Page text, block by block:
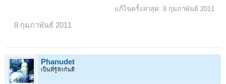
แก้ไขครั้งล่าสุด: 8 กุมภาพันธ์ 2011
8 กุมภาพันธ์ 2011
Phanudet
เป็นที่รู้จักกันดี